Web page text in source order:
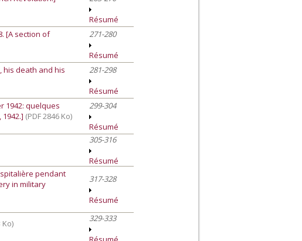
Résumé
[A section of
271-280
Résumé
his death and his
281-298
Résumé
1942: quelques
(PDF 2846 Ko)
299-304
Résumé
305-316
Résumé
pendant
in military
317-328
Résumé
Ko)
329-333